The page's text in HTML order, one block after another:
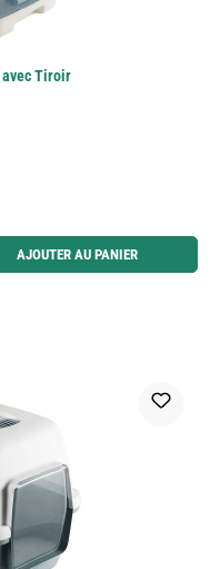
avec Tiroir
les boutons pour augmenter ou
AJOUTER AU PANIER